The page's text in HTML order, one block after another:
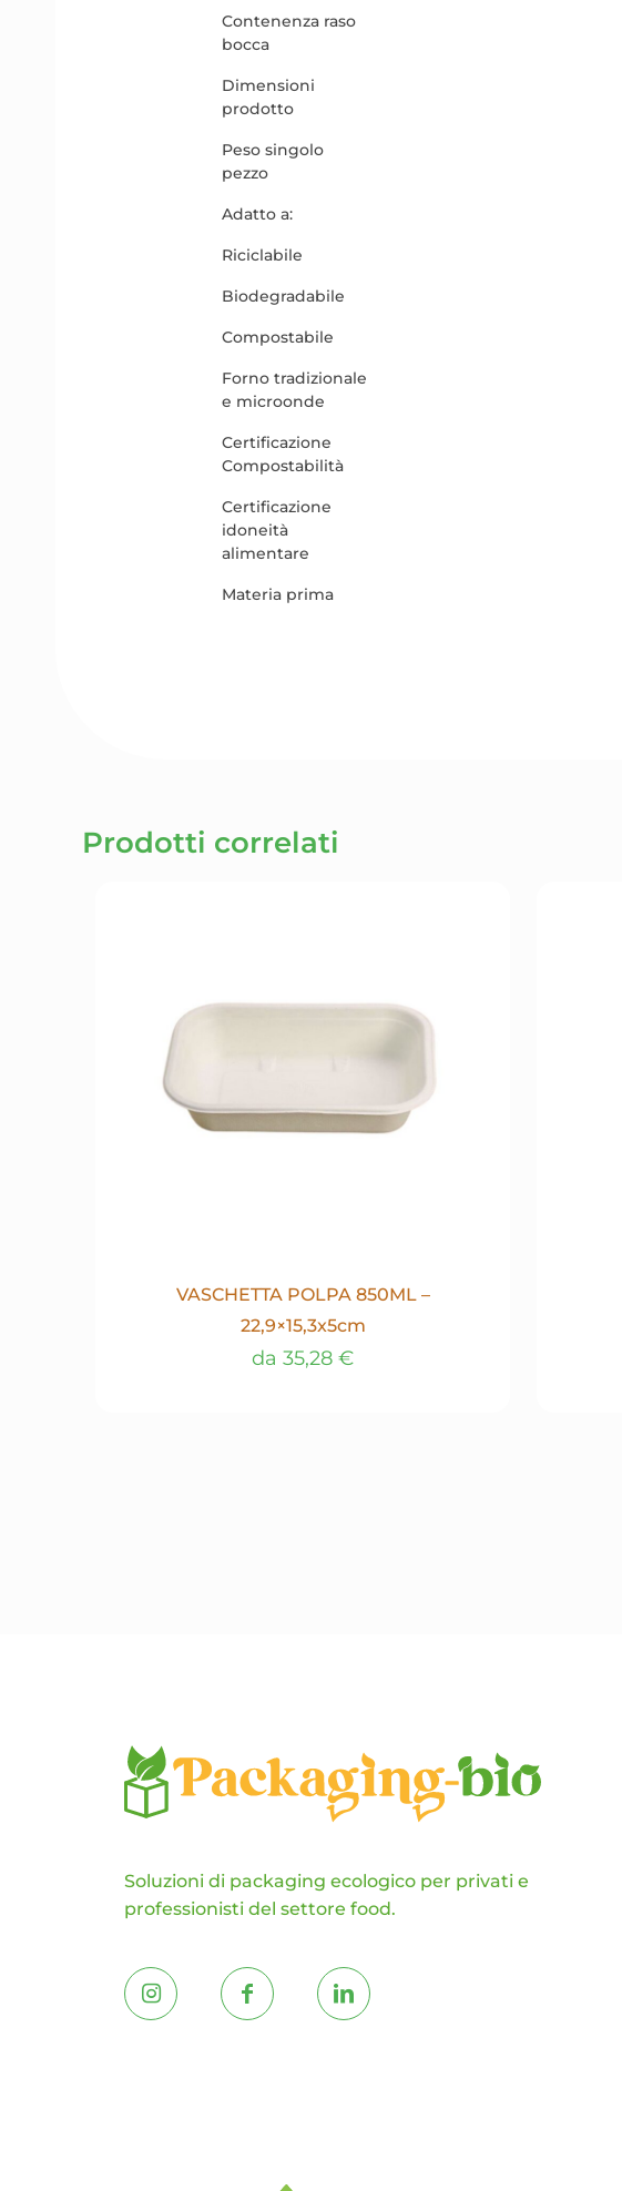
Contenenza raso
bocca
Dimensioni
prodotto
Peso singolo
pezzo
Adatto a:
Riciclabile
Biodegradabile
Compostabile
Forno tradizionale
e microonde
Certificazione
Compostabilità
Certificazione
idoneità
alimentare
Materia prima
Prodotti correlati
VASCHETTA POLPA 850ML –
22,9×15,3x5cm
da35,28€
Soluzioni di packaging ecologico per privati e
professionisti del settore food.